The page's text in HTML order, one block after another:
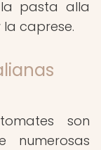
pasta alla
caprese.
son
numerosas